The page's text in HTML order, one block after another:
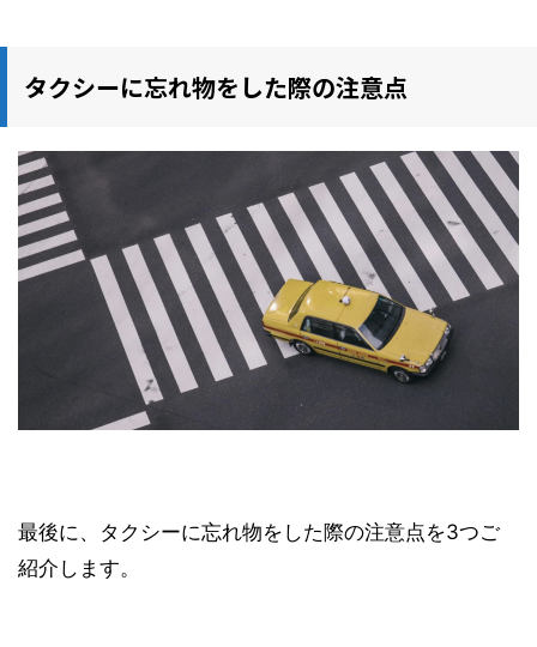
タクシーに忘れ物をした際の注意点
最後に、タクシーに忘れ物をした際の注意点を3つご
紹介します。